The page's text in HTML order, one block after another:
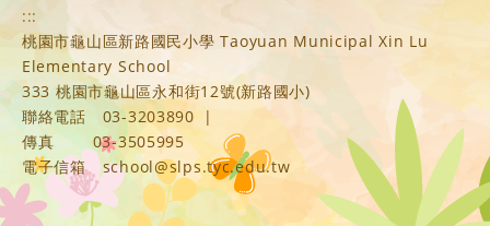
:::
桃園市龜山區新路國民小學 Taoyuan Municipal Xin Lu
Elementary School
333 桃園市龜山區永和街12號(新路國小)
聯絡電話
03-3203890
|
傳真
03-3505995
電子信箱
school@slps.tyc.edu.tw